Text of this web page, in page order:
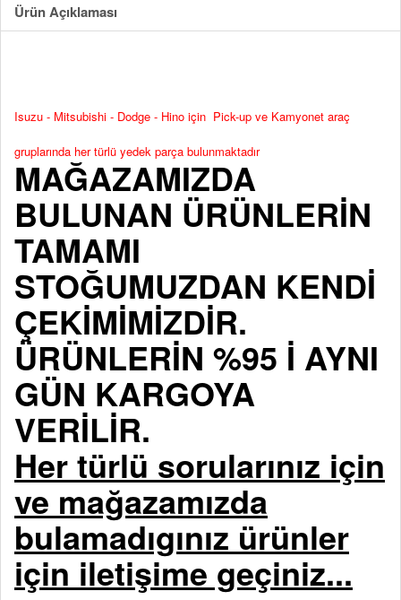
Ürün Açıklaması
Isuzu - Mitsubishi - Dodge - Hino için Pick-up ve Kamyonet araç
gruplarında her türlü yedek parça bulunmaktadır
MAĞAZAMIZDA
BULUNAN ÜRÜNLERİN
TAMAMI
STOĞUMUZDAN KENDİ
ÇEKİMİMİZDİR.
ÜRÜNLERİN %95 İ AYNI
GÜN KARGOYA
VERİLİR.
Her türlü sorularınız için
ve mağazamızda
bulamadıgınız ürünler
için iletişime geçiniz...